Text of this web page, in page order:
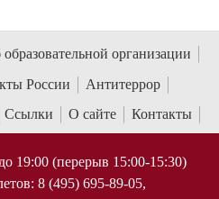
организации
России
Антитеррор
Ссылки О сайте Контакты
19:00 (перерыв 15:00-15:30)
8 (495) 695-89-05,